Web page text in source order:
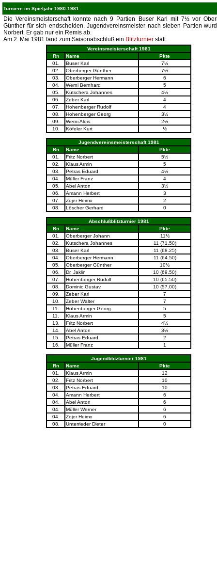
Turniere im Spieljahr 1980-1981
Die Vereinsmeisterschaft konnte nach 9 Partien Buser Karl mit 7½ vor
Günther für sich endscheiden. Jugendvereinsmeister nach sieben Partien
Norbert. Er gab nur ein Remis ab.
Am 2. Mai 1981 fand zum Saisonabschluß ein Blitzturnier statt.
Vereinsmeisterschaft 1981
Rn
Name
Pkte
01.
Buser Karl
7½
02.
Oberberger Günther
7½
03.
Oberberger Hermann
6
04.
Werni Bernhard
5
05.
Kutschera Johannes
4½
06.
Zeber Karl
4
07.
Hohenberger Rudolf
4
08.
Hohenberger Georg
3½
09.
Werni Alois
2½
10.
Köfeler Kurt ½
Jugendvereinsmeisterschaft 1981
Rn
Name
Pkte
01.
Fritz Norbert
5½
02.
Klaus Armin
5
03.
Petras Eduard
4½
04.
Müller Franz
4
05.
Abel Anton
3½
06.
Amann Herbert
3
07.
Zojer Heimo
2
08.
Löscher Gerhard 0
Abschlußblitzturnier 1981
Rn
Name
Pkte
01.
Oberberger Johann
11½
02.
Kutschera Johannes
11 (71.50)
03.
Buser Karl
11 (68.25)
04.
Oberberger Hermann
11 (64.50)
05.
Oberberger Günther
10½
06.
Dr. Jaklin
10 (69.50)
07.
Hohenberger Rudolf
10 (65.50)
08.
Dominic Gustav
10 (57.00)
09.
Zeber Karl
7
10.
Zeber Walter
7
11.
Hohenberger Georg
5
11.
Klaus Armin
5
13.
Fritz Norbert
4½
14.
Abel Anton
3½
15.
Petras Eduard
2
16.
Müller Franz 1
Jugendblitzturnier 1981
Rn
Name
Pkte
01.
Klaus Armin
12
02.
Fritz Norbert
10
03.
Petras Eduard
10
04.
Amann Herbert
6
04.
Abel Anton
6
04.
Müller Werner
6
04.
Zojer Heimo
6
08.
Unterrieder Dieter 0